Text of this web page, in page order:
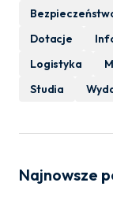
Dotacje
Logistyka
Studia
Najnowsze